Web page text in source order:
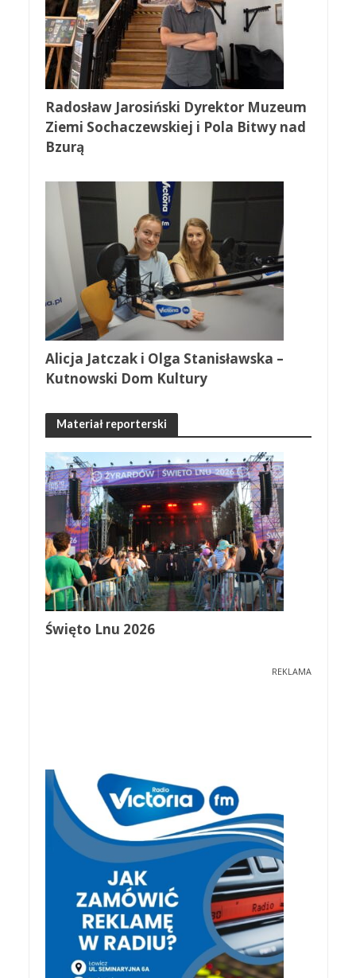
Radosław Jarosiński Dyrektor Muzeum
Ziemi Sochaczewskiej i Pola Bitwy nad
Bzurą
Alicja Jatczak i Olga Stanisławska –
Kutnowski Dom Kultury
Materiał reporterski
Święto Lnu 2026
REKLAMA